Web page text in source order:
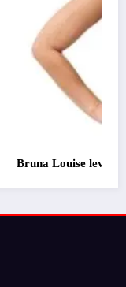
Uma Loba,